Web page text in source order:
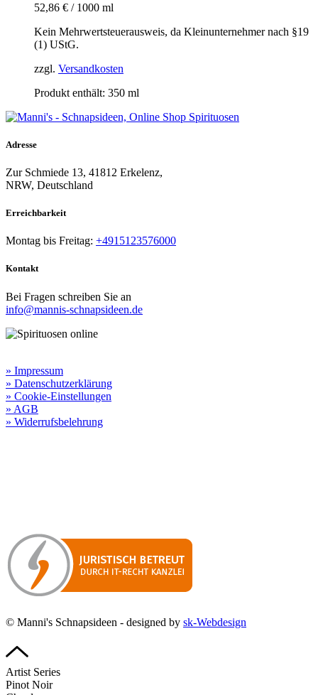
52,86 € / 1000 ml
Kein Mehrwertsteuerausweis, da Kleinunternehmer nach §19
(1) UStG.
zzgl. Versandkosten
Produkt enthält: 350 ml
Adresse
Zur Schmiede 13, 41812 Erkelenz,
NRW, Deutschland
Erreichbarkeit​
Montag bis Freitag: +4915123576000
Kontakt
Bei Fragen schreiben Sie an
info@mannis-schnapsideen.de
» Impressum
» Datenschutzerklärung
» Cookie-Einstellungen
» AGB
» Widerrufsbelehrung
© Manni's Schnapsideen - designed by sk-Webdesign
Artist Series
Pinot Noir